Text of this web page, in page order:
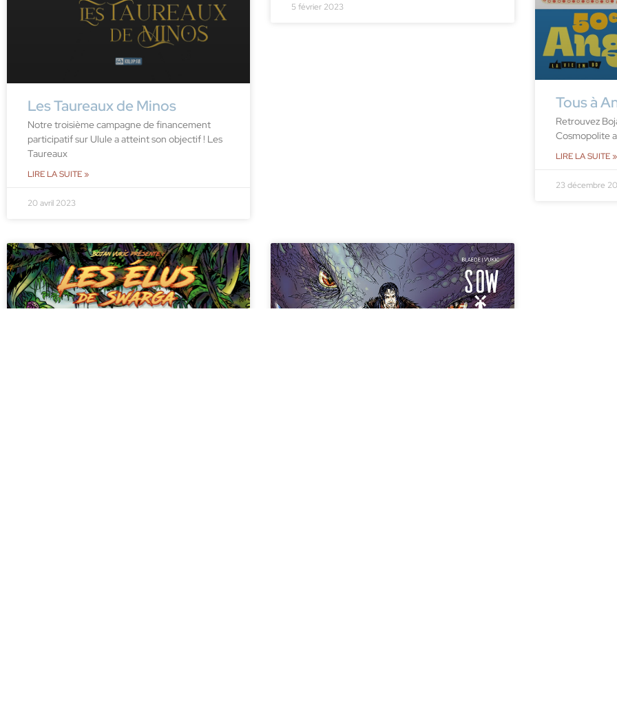
Les Taureaux de Minos
Notre troisième campagne de financement
participatif sur Ulule a atteint son objectif ! Les
Taureaux
LIRE LA SUITE »
20 avril 2023
5 février 2023
Tous à
Retrouvez
Cosmopolite
LIRE LA SUITE »
23 décembre